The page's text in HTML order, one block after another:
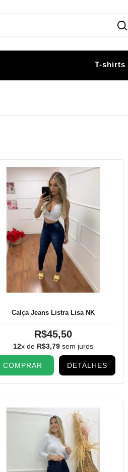
T-shirts
Calça Jeans Listra Lisa NK
R$45,50
12x de R$3,79 sem juros
COMPRAR DETALHES